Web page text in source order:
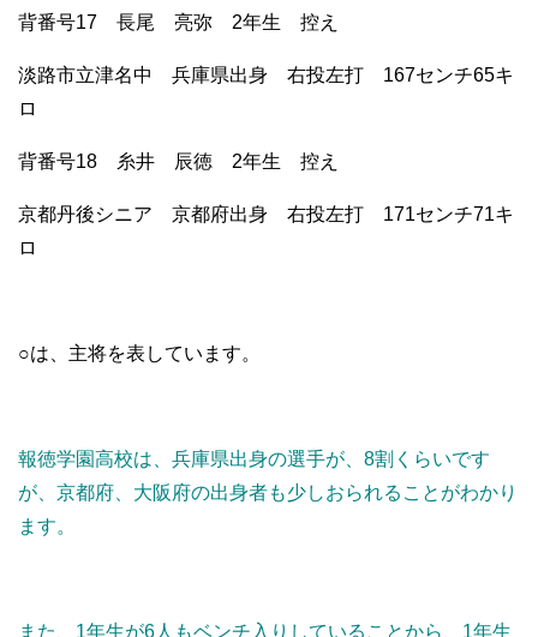
背番号17 長尾 亮弥 2年生 控え
淡路市立津名中 兵庫県出身 右投左打 167センチ65キ
ロ
背番号18 糸井 辰徳 2年生 控え
京都丹後シニア 京都府出身 右投左打 171センチ71キ
ロ
○は、主将を表しています。
報徳学園高校は、兵庫県出身の選手が、8割くらいです
が、京都府、大阪府の出身者も少しおられることがわかり
ます。
また、1年生が6人もベンチ入りしていることから、1年生